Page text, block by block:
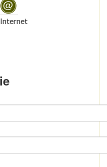
Internet